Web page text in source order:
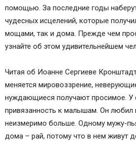
помощью. За последние годы
чудесных исцелений, которые
мощами, так и дома. Прежде чем
узнайте об этом удивительнейшем
Читая об Иоанне Сергиеве
меняется мировоззрение,
нуждающиеся получают просимое. У
привязанность к малышам. Он любил
неизмеримо больше. Одному мужу-
дома – рай, потому что в нем живут